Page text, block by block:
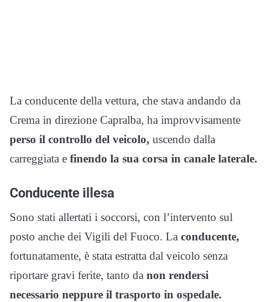
La conducente della vettura, che stava andando da
Crema in direzione Capralba, ha improvvisamente
perso il controllo del veicolo, uscendo dalla
carreggiata e finendo la sua corsa in canale laterale.
Conducente illesa
Sono stati allertati i soccorsi, con l’intervento sul
posto anche dei Vigili del Fuoco. La conducente,
fortunatamente, è stata estratta dal veicolo senza
riportare gravi ferite, tanto da non rendersi
necessario neppure il trasporto in ospedale.